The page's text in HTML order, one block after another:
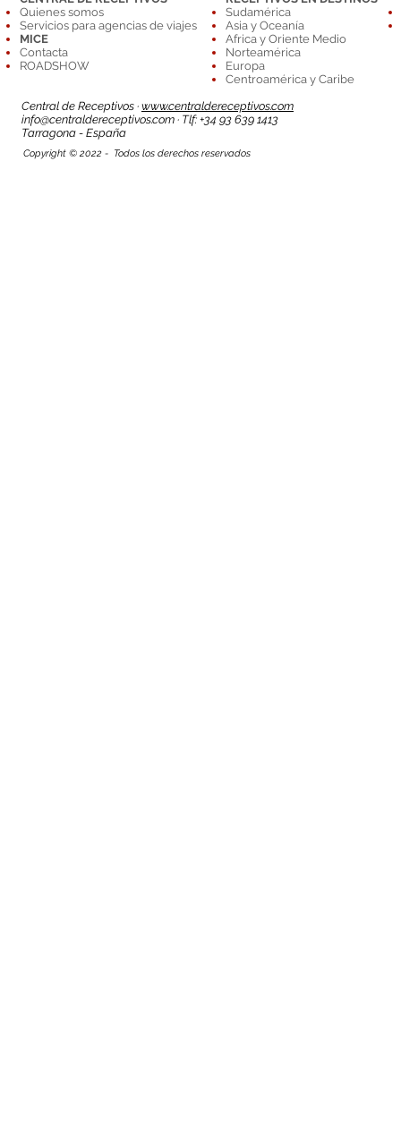
Quienes somos
Servicios para agencias de viajes
MICE
Contacta
ROADSHOW
Sudamérica
Asia y Oceanía
Africa y Oriente Medio
Norteamérica
Europa
Centroamérica y Caribe
Central de Receptivos · www.centraldereceptivos.com
info@centraldereceptivos.com · Tlf: +34 93 639 1413
Tarragona - España
Copyright © 2022 - Todos los derechos reservados